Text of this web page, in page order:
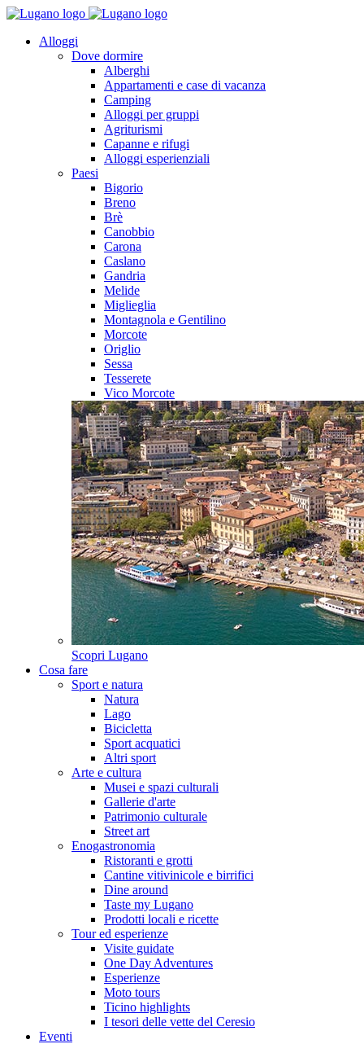
Alloggi
Dove dormire
Alberghi
Appartamenti e case di vacanza
Camping
Alloggi per gruppi
Agriturismi
Capanne e rifugi
Alloggi esperienziali
Paesi
Bigorio
Breno
Brè
Canobbio
Carona
Caslano
Gandria
Melide
Miglieglia
Montagnola e Gentilino
Morcote
Origlio
Sessa
Tesserete
Vico Morcote
Scopri Lugano
Cosa fare
Sport e natura
Natura
Lago
Bicicletta
Sport acquatici
Altri sport
Arte e cultura
Musei e spazi culturali
Gallerie d'arte
Patrimonio culturale
Street art
Enogastronomia
Ristoranti e grotti
Cantine vitivinicole e birrifici
Dine around
Taste my Lugano
Prodotti locali e ricette
Tour ed esperienze
Visite guidate
One Day Adventures
Esperienze
Moto tours
Ticino highlights
I tesori delle vette del Ceresio
Eventi